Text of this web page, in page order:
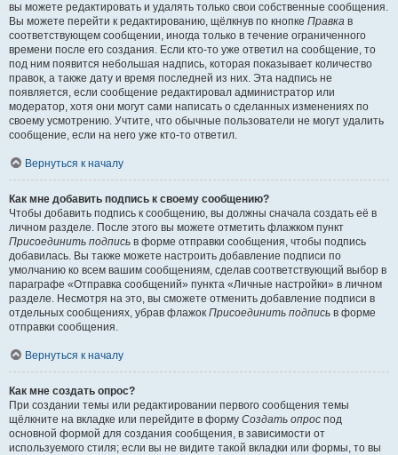
вы можете редактировать и удалять только свои собственные сообщения.
Вы можете перейти к редактированию, щёлкнув по кнопке Правка в
соответствующем сообщении, иногда только в течение ограниченного
времени после его создания. Если кто-то уже ответил на сообщение, то
под ним появится небольшая надпись, которая показывает количество
правок, а также дату и время последней из них. Эта надпись не
появляется, если сообщение редактировал администратор или
модератор, хотя они могут сами написать о сделанных изменениях по
своему усмотрению. Учтите, что обычные пользователи не могут удалить
сообщение, если на него уже кто-то ответил.
Вернуться к началу
Как мне добавить подпись к своему сообщению?
Чтобы добавить подпись к сообщению, вы должны сначала создать её в
личном разделе. После этого вы можете отметить флажком пункт
Присоединить подпись в форме отправки сообщения, чтобы подпись
добавилась. Вы также можете настроить добавление подписи по
умолчанию ко всем вашим сообщениям, сделав соответствующий выбор в
параграфе «Отправка сообщений» пункта «Личные настройки» в личном
разделе. Несмотря на это, вы сможете отменить добавление подписи в
отдельных сообщениях, убрав флажок Присоединить подпись в форме
отправки сообщения.
Вернуться к началу
Как мне создать опрос?
При создании темы или редактировании первого сообщения темы
щёлкните на вкладке или перейдите в форму Создать опрос под
основной формой для создания сообщения, в зависимости от
используемого стиля; если вы не видите такой вкладки или формы, то вы